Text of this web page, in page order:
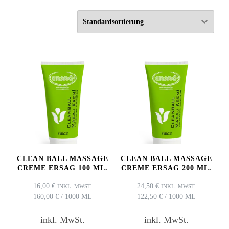
CLEAN BALL MASSAGE
CREME ERSAG 100 ML.
16,00€ INKL. MWST.
160,00€ / 1000 ML
inkl. MwSt.
CLEAN BALL MASSAGE
CREME ERSAG 200 ML.
24,50 € INKL. MWST.
122,50 €/ 1000 ML
inkl. MwSt.